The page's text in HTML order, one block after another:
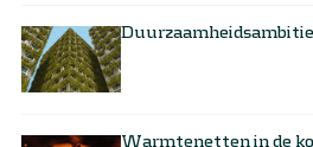
Warmtenetten in de